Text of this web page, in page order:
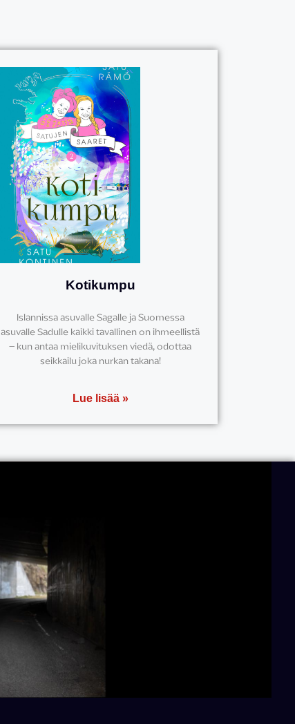
Kotikumpu
Islannissa asuvalle Sagalle ja Suomessa
asuvalle Sadulle kaikki tavallinen on ihmeellistä
– kun antaa mielikuvituksen viedä, odottaa
seikkailu joka nurkan takana!
Lue lisää »